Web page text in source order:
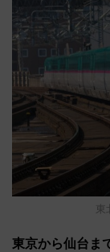
東
東京から仙台ま